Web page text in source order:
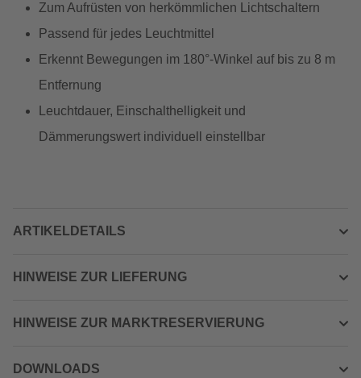
Zum Aufrüsten von herkömmlichen Lichtschaltern
Passend für jedes Leuchtmittel
Erkennt Bewegungen im 180°-Winkel auf bis zu 8 m
Entfernung
Leuchtdauer, Einschalthelligkeit und
Dämmerungswert individuell einstellbar
ARTIKELDETAILS
HINWEISE ZUR LIEFERUNG
HINWEISE ZUR MARKTRESERVIERUNG
DOWNLOADS